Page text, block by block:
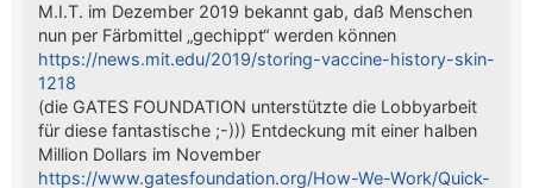
M.I.T. im Dezember 2019 bekannt gab, daß Menschen
nun per Färbmittel „gechippt“ werden können
https://news.mit.edu/2019/storing-vaccine-history-skin-
1218
(die GATES FOUNDATION unterstützte die Lobbyarbeit
für diese fantastische ;-))) Entdeckung mit einer halben
Million Dollars im November
https://www.gatesfoundation.org/How-We-Work/Quick-